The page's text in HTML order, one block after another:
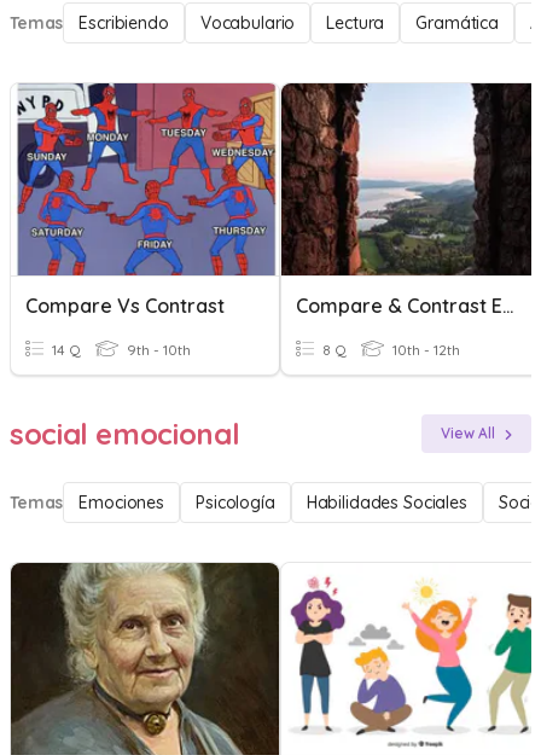
Temas Escribiendo Vocabulario Lectura Gramática
Compare Vs Contrast
14 Q 9th - 10th
Compare & Contrast Essay
8 Q 10th - 12th
social emocional View All
Temas Emociones Psicología Habilidades Sociales